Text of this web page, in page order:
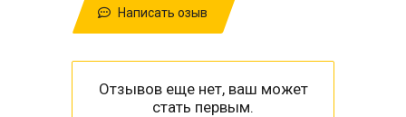
Написать озыв
Отзывов еще нет, ваш может
стать первым.